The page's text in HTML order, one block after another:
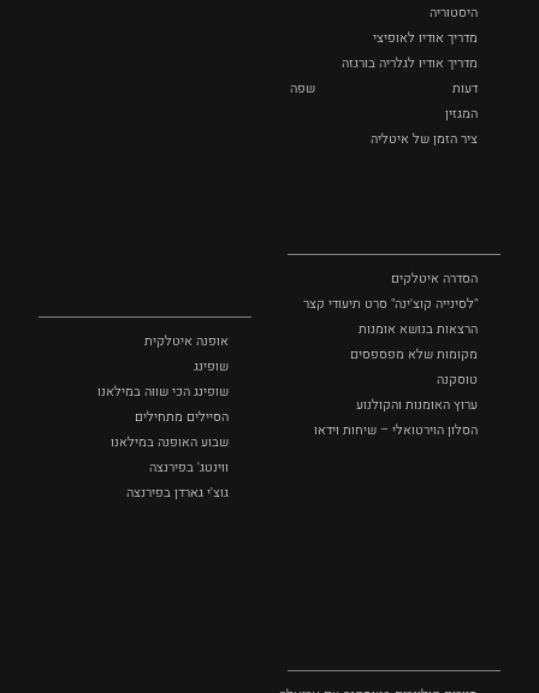
היסטוריה
מדריך אודיו לאופיצי
מדריך אודיו לגלריה בורגזה
דעות
שפה
המגזין
ציר הזמן של איטליה
הסדרה איטלקים
"לסינייה קוצ'ינה" סרט תיעודי קצר
הרצאות בנושא אומנות
מקומות שלא מפספסים
טוסקנה
ערוץ האומנות והקולנוע
הסלון הוירטואלי – שיחות וידאו
אופנה איטלקית
שופינג
שופינג הכי שווה במילאנו
הסיילים מתחילים
שבוע האופנה במילאנו
ווינטג' בפירנצה
גוצ'י גארדן בפירנצה